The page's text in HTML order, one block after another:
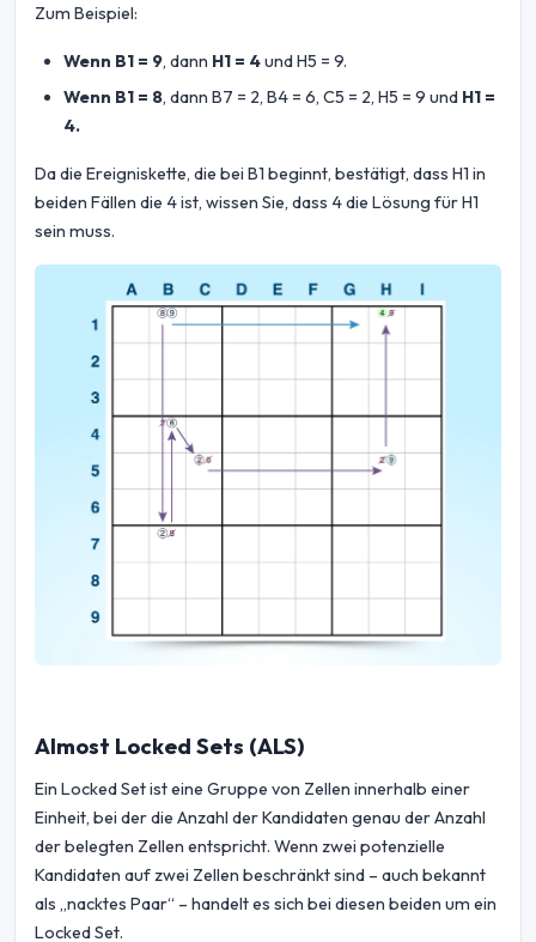
Zum Beispiel:
Wenn B1 = 9, dann H1 = 4und H5 = 9.
Wenn B1 = 8, dann B7 = 2, B4 = 6, C5 = 2, H5 = 9 und H1 =
4.
Da die Ereigniskette, die bei B1 beginnt, bestätigt, dass H1 in
beiden Fällen die 4 ist, wissen Sie, dass 4 die Lösung für H1
sein muss.
Almost Locked Sets (ALS)
Ein Locked Set ist eine Gruppe von Zellen innerhalb einer
Einheit, bei der die Anzahl der Kandidaten genau der Anzahl
der belegten Zellen entspricht. Wenn zwei potenzielle
Kandidaten auf zwei Zellen beschränkt sind – auch bekannt
als „nacktes Paar“ – handelt es sich bei diesen beiden um ein
Locked Set.